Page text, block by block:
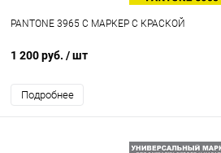
PANTONE 3965 C МАРКЕР С КРАСКОЙ
1 200 руб. / шт
Подробнее